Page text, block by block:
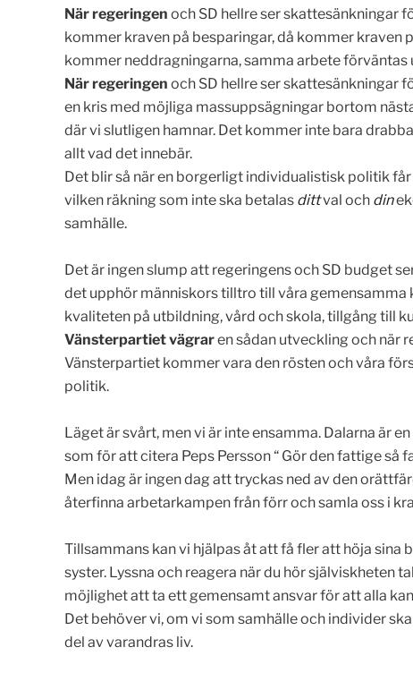
När regeringen och SD hellre ser skattesänkningar
kommer kraven på besparingar, då kommer kraven
kommer neddragningarna, samma arbete förväntas
När regeringen och SD hellre ser skattesänkningar
en kris med möjliga massuppsägningar bortom
där vi slutligen hamnar. Det kommer inte bara
allt vad det innebär.
Det blir så när en borgerligt individualistisk politik
vilken räkning som inte ska betalas dittval och din
samhälle.
Det är ingen slump att regeringens och SD budget
det upphör människors tilltro till våra gemensamma
kvaliteten på utbildning, vård och skola, tillgång till
Vänsterpartiet vägraren sådan utveckling och när
Vänsterpartiet kommer vara den rösten och våra
politik.
Läget är svårt, men vi är inte ensamma. Dalarna är
som för att citera Peps Persson “ Gör den fattige så
Men idag är ingen dag att tryckas ned av den
återfinna arbetarkampen från förr och samla oss i
Tillsammans kan vi hjälpas åt att få fler att höja sina
syster. Lyssna och reagera när du hör själviskheten
möjlighet att ta ett gemensamt ansvar för att alla
Det behöver vi, om vi som samhälle och individer
del av varandras liv.